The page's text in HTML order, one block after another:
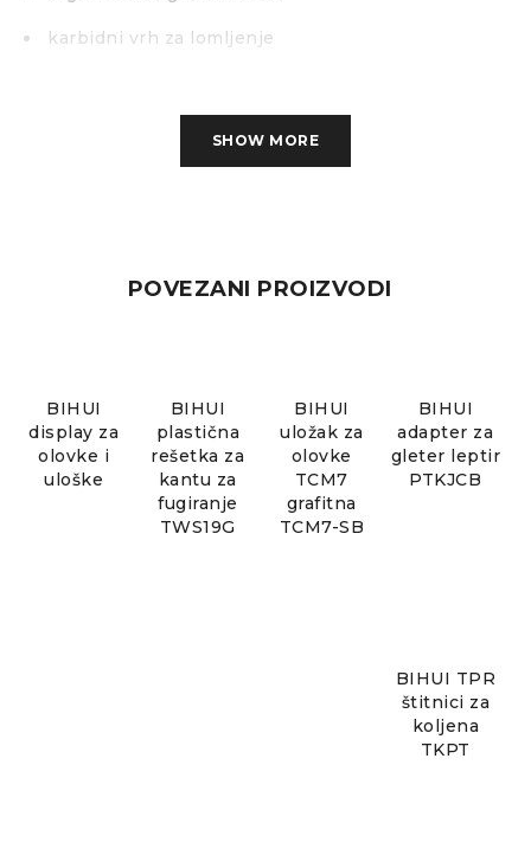
karbidni vrh za lomljenje
SHOW MORE
POVEZANI PROIZVODI
BIHUI
display za
olovke i
uloške
BIHUI
plastična
rešetka za
kantu za
fugiranje
TWS19G
BIHUI
uložak za
olovke
TCM7
grafitna
TCM7-SB
BIHUI
adapter za
gleter leptir
PTKJCB
BIHUI TPR
štitnici za
koljena
TKPT